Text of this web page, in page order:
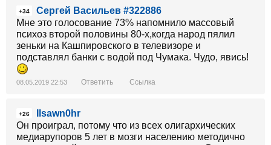
+34
Сергей Васильев #322886
Мне это голосование 73% напомнило массовый
психоз второй половины 80-х,когда народ пялил
зеньки на Кашпировского в телевизоре и
подставлял банки с водой под Чумака. Чудо, явись!
08.05.2019 22:53 Ответить Ссылка
+26
Ilsawn0hr
Он проиграл, потому что из всех олигархических
медиарупоров 5 лет в мозги населению методично